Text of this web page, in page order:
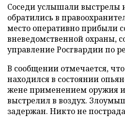
Соседи услышали
обратились в
место оперативно прибыли
вневедомственной охраны,
управление Росгвардии по
В сообщении отмечается,
находился в состоянии
жене применением оружия и
выстрелил в воздух.
задержан. Никто не